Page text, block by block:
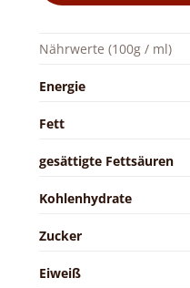
Nährwerte (100g / ml)
Energie
Fett
gesättigte Fettsäuren
Kohlenhydrate
Zucker
Eiweiß